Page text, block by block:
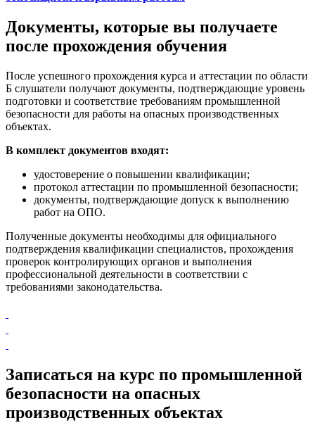
Документы, которые вы получаете
после прохождения обучения
После успешного прохождения курса и аттестации по области
Б слушатели получают документы, подтверждающие уровень
подготовки и соответствие требованиям промышленной
безопасности для работы на опасных производственных
объектах.
В комплект документов входят:
удостоверение о повышении квалификации;
протокол аттестации по промышленной безопасности;
документы, подтверждающие допуск к выполнению
работ на ОПО.
Полученные документы необходимы для официального
подтверждения квалификации специалистов, прохождения
проверок контролирующих органов и выполнения
профессиональной деятельности в соответствии с
требованиями законодательства.
Записаться на курс по промышленной
безопасности на опасных
производственных объектах